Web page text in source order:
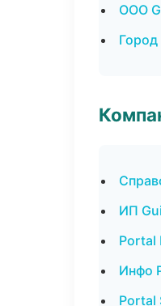
ООО
ИП
Portal
Инфо